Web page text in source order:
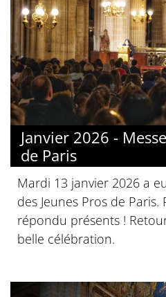
Janvier 2026 -
de Paris
Mardi 13 janvier 2026 a
des Jeunes Pros de
répondu présents !
belle célébration.